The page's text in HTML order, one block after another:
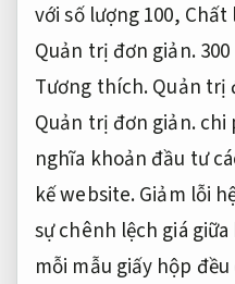
với số lượng 100, Chất
Quản trị đơn giản.300
Tương thích.Quản trị
Quản trị đơn giản.chi
nghĩa khoản đầu tư
kế website.Giảm lỗi
sự chênh lệch giá
mỗi mẫu giấy hộp